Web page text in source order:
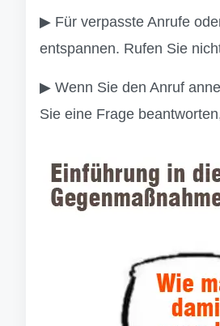
▶ Für verpasste Anrufe
entspannen. Rufen Sie
▶ Wenn Sie den Anruf
Sie eine Frage